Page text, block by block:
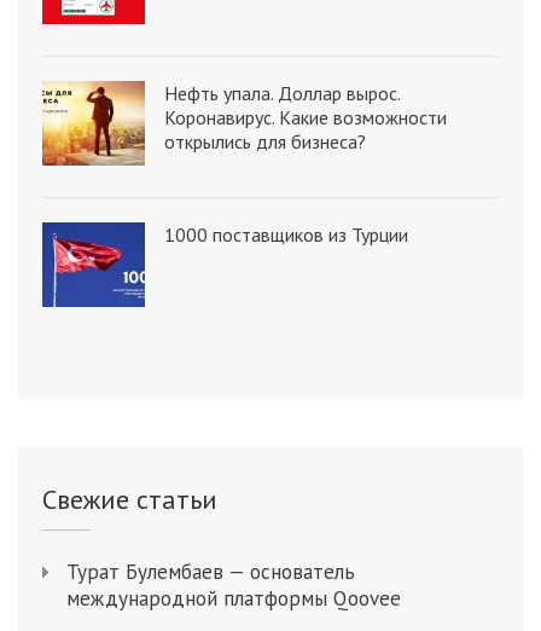
Нефть упала. Доллар вырос.
Коронавирус. Какие возможности
открылись для бизнеса?
1000 поставщиков из Турции
Свежие статьи
Турат Булембаев — основатель
международной платформы Qoovee